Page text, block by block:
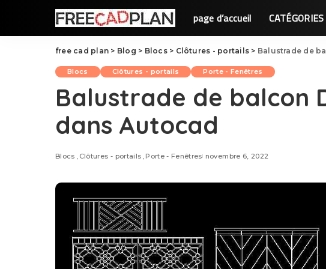
page d’accueil CATÉGORIES
free cad plan > Blog > Blocs> Clôtures - portails > Balustrade de
Blocs Clôtures - portails Porte - Fenêtres
Balustrade de balcon
dans Autocad
Blocs Clôtures - portails Porte - Fenêtres novembre 6, 2022